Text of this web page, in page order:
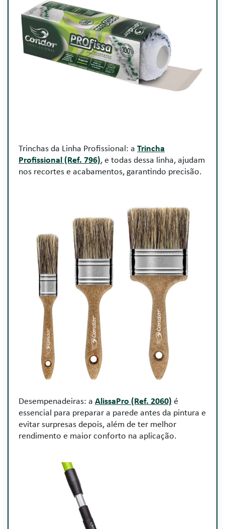
Trinchas da Linha Profissional: a Trincha
Profissional (Ref. 796), e todas dessa linha, ajudam
nos recortes e acabamentos, garantindo precisão.
Desempenadeiras: a AlissaPro (Ref. 2060) é
essencial para preparar a parede antes da pintura e
evitar surpresas depois, além de ter melhor
rendimento e maior conforto na aplicação.